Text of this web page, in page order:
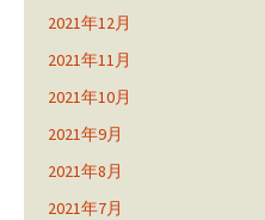
2021年12月
2021年11月
2021年10月
2021年9月
2021年8月
2021年7月